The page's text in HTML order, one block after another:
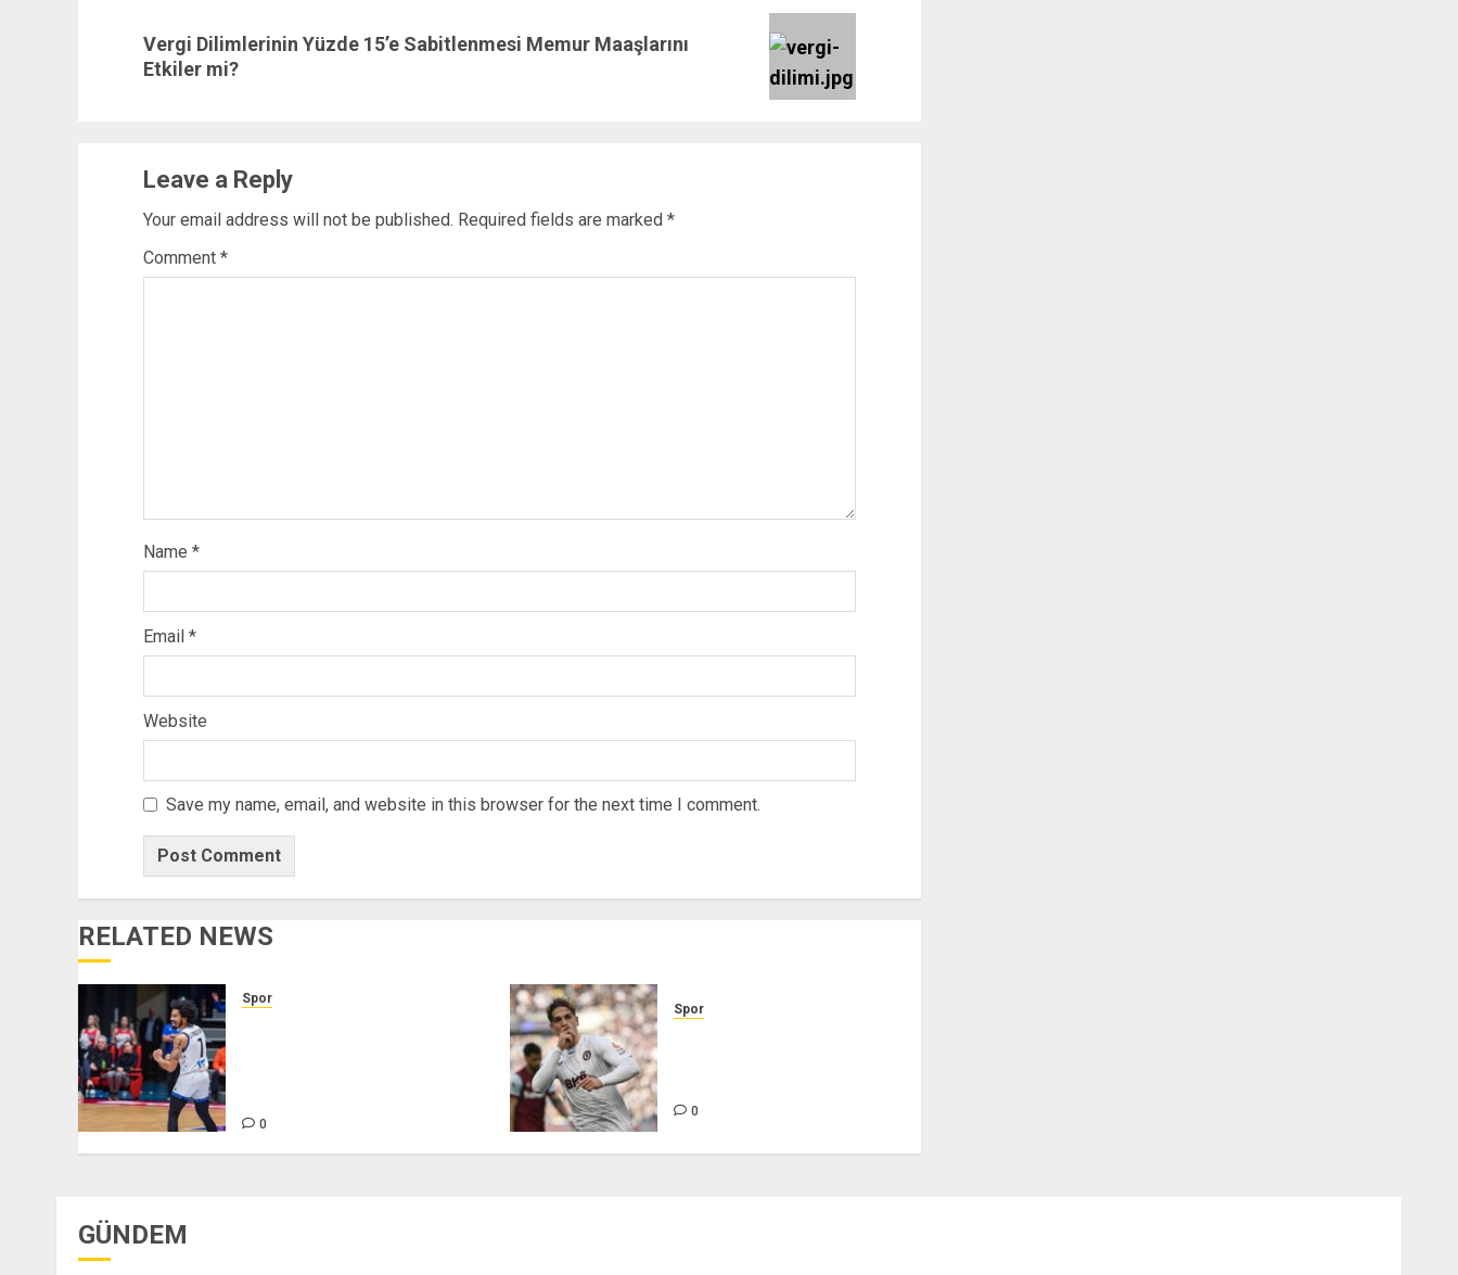
post:
Vergi Dilimlerinin Yüzde 15’e Sabitlenmesi Memur Maaşlarını
Etkiler mi?
Leave a Reply
Your email address will not be published. Required fields are marked *
Comment *
Name *
Email *
Website
Save my name, email, and website in this browser for the next time I comment.
RELATED NEWS
Spor
0
Spor
0
GÜNDEM